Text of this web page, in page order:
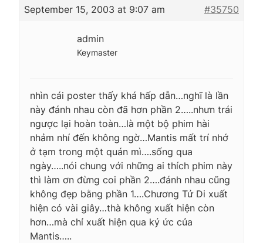
September 15, 2003 at 9:07 am #35750
admin
Keymaster
nhìn cái poster thấy khá hấp dẫn…nghĩ là lần
này đánh nhau còn đã hơn phần 2…..nhưn trái
ngược lại hoàn toàn…là một bộ phim hài
nhảm nhí đến không ngờ…Mantis mất trí nhớ
ở tạm trong một quán mì….sống qua
ngày…..nói chung với những ai thích phim này
thì làm ơn đừng coi phần 2….đánh nhau cũng
không đẹp bằng phần 1….Chương Tử Di xuất
hiện có vài giây…thà không xuất hiện còn
hơn…mà chỉ xuất hiện qua ký ức của
Mantis…..